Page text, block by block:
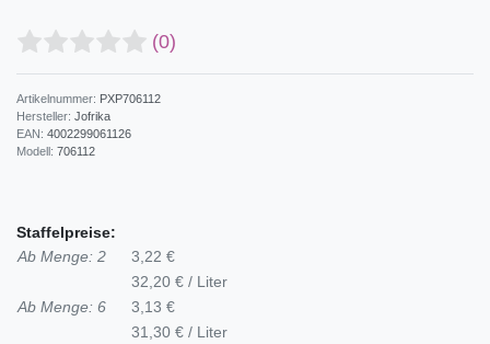
(0)
Artikelnummer: PXP706112
Hersteller: Jofrika
EAN: 4002299061126
Modell: 706112
Staffelpreise:
Ab Menge: 2
3,22 €
32,20 € / Liter
Ab Menge: 6
3,13 €
31,30 € / Liter